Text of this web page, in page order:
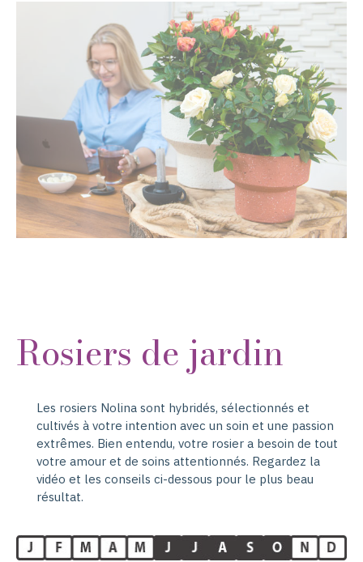
Rosiers de jardin
Les rosiers Nolina sont hybridés, sélectionnés et
cultivés à votre intention avec un soin et une passion
extrêmes. Bien entendu, votre rosier a besoin de tout
votre amour et de soins attentionnés. Regardez la
vidéo et les conseils ci-dessous pour le plus beau
résultat.